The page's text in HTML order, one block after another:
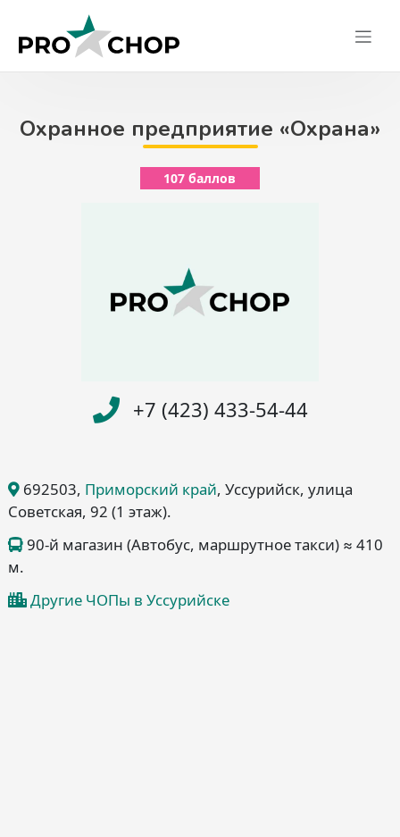
content
Охранное предприятие «Охрана»
107 баллов
+7 (423) 433-54-44
692503, Приморский край, Уссурийск, улица
Советская, 92 (1 этаж).
90-й магазин (Автобус, маршрутное такси) ≈ 410
м.
Другие ЧОПы в Уссурийске